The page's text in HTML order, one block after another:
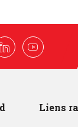
LinkedinYoutube
Liens